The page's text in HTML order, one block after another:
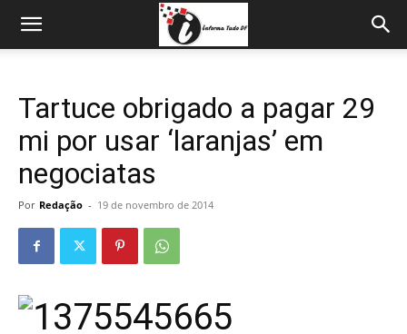
Tartuce obrigado a pagar 29
mi por usar ‘laranjas’ em
negociatas
Por Redação - 19 de novembro de 2014